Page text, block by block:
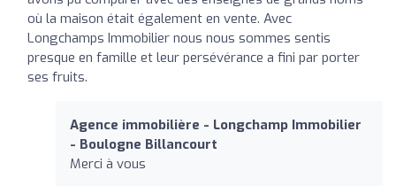
où la maison était également en vente. Avec
Longchamps Immobilier nous nous sommes sentis
presque en famille et leur persévérance a fini par porter
ses fruits.
Agence immobilière - Longchamp Immobilier
- Boulogne Billancourt
Merci à vous